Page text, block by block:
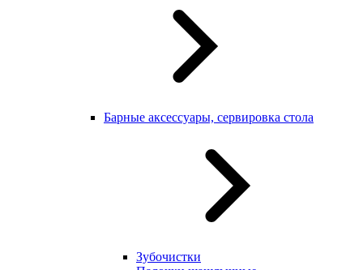
Барные аксессуары, сервировка стола
Зубочистки